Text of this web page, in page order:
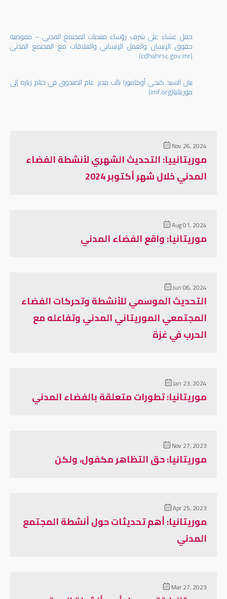
Nov 26, 2024
موريتانييا: التحديث الشهري لأنشطة الفضاء
المدني خلال شهر أكتوبر 2024
Aug 01, 2024
موريتانيا: واقع الفضاء المدني
Jun 06, 2024
التحديث الموسمي للأنشطة وتحركات الفضاء
المجتمعي الموريتاني المدني وتفاعله مع
الحرب في غزة
Jan 23, 2024
موريتانيا: تطورات متعلقة بالفضاء المدني
Nov 27, 2023
موريتانيا: حق التظاهر مكفول، ولكن
Apr 25, 2023
موريتانيا: أهم تحديثات حول أنشطة المجتمع
المدني
Mar 27, 2023
حفل عشاء على شرف رؤساء منتديات المجتمع المدني – مفوضية
حقوق الإنسان والعمل الإنساني والعلاقات مع المجتمع المدني
(cdhahrsc.gov.mr)
بيان السيد كنجي أوكامورا نائب مدير عام الصندوق في ختام زيارة إلى
موريتانيا(imf.org)